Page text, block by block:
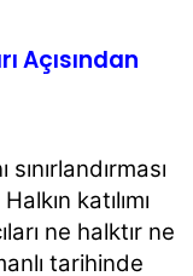
Açısından
katılımı
ne halktır ne
tarihinde